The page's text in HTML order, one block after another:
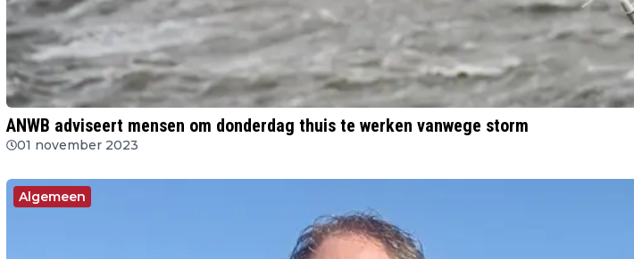
ANWB adviseert mensen om donderdag thuis te werken vanwege storm
01 november 2023
Algemeen